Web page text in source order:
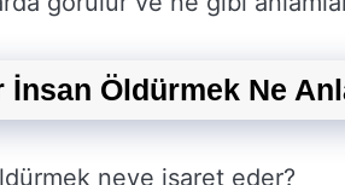
İnsan Öldürmek Ne
neye işaret eder?